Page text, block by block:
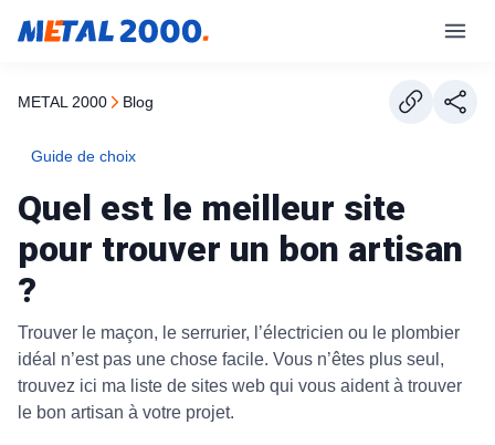
METAL 2000 blog
Guide de choix
Quel est le meilleur site
pour trouver un bon artisan
?
Trouver le maçon, le serrurier, l’électricien ou le plombier
idéal n’est pas une chose facile. Vous n’êtes plus seul,
trouvez ici ma liste de sites web qui vous aident à trouver
le bon artisan à votre projet.